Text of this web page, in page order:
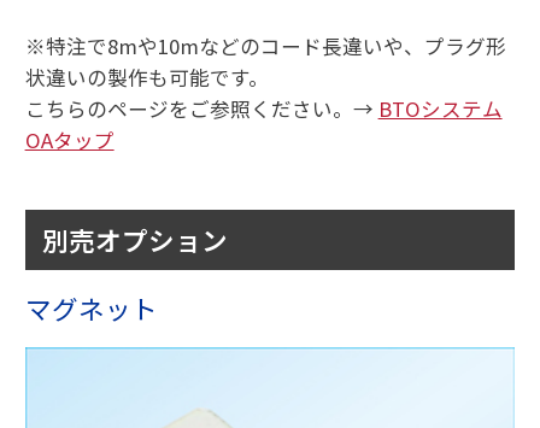
※特注で8mや10mなどのコード長違いや、プラグ形
状違いの製作も可能です。
こちらのページをご参照ください。→ BTOシステム
OAタップ
別売オプション
マグネット